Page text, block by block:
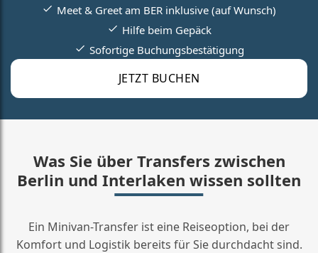
JETZT BUCHEN
Meet & Greet am BER inklusive (auf Wunsch)
Hilfe beim Gepäck
Sofortige Buchungsbestätigung
Was Sie über Transfers zwischen
Berlin und Interlaken wissen sollten
Ein Minivan-Transfer ist eine Reiseoption, bei der
Komfort und Logistik bereits für Sie durchdacht sind.